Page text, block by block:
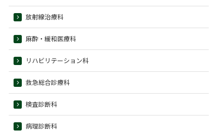
放射線治療科
麻酔・緩和医療科
リハビリテーション科
救急総合診療科
検査診断科
病理診断科